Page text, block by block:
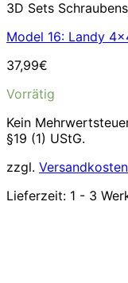
3D Sets
Model 16: Landy
37,99€
Vorrätig
Kein
§19 (1) UStG.
zzgl. Versandkosten
Lieferzeit: 1 - 3